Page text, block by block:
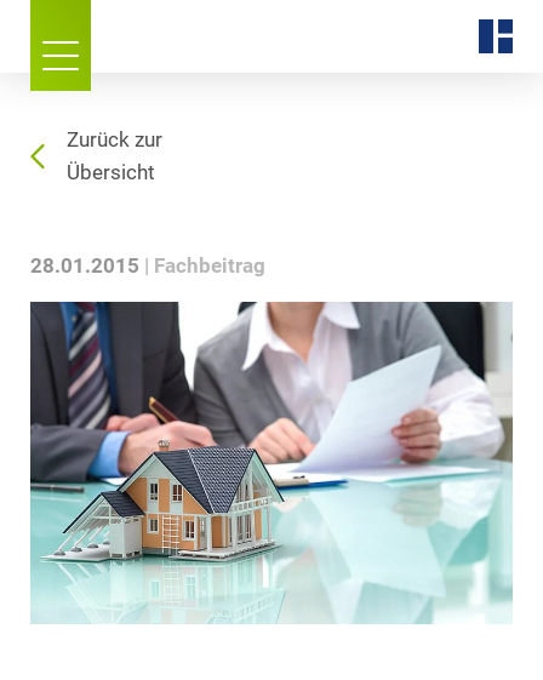
Zurück zur
Übersicht
28.01.2015 Fachbeitrag